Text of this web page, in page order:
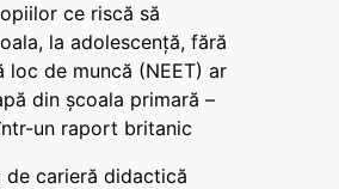
ce riscă să
la adolescență, fără
loc de muncă (NEET) ar
din școala primară –
un raport britanic
de carieră didactică